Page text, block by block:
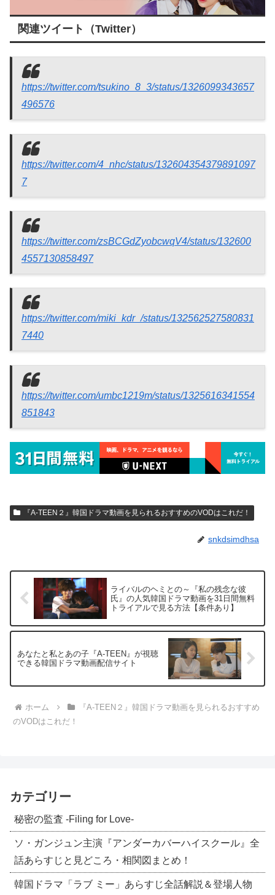
関連ツイート（Twitter）
https://twitter.com/tsukino_8_3/status/1326099343657
496576
https://twitter.com/4_nhc/status/132604354379891097
7
https://twitter.com/zsBCGdZyobcwqV4/status/132600
4557130858497
https://twitter.com/miki_kdr_/status/132562527580831
7440
https://twitter.com/umbc1219m/status/1325616341554
851843
『A-TEEN２』韓国ドラマ動画を見られるおすすめのVODはこれだ！
snkdsimdhsa
ライバルのヘミとの～『私の残念な彼
氏』の人気韓国ドラマ動画を31日間無料
トライアルで見る方法【条件あり】
あなたと私とあの子『A-TEEN』が視聴
できる韓国ドラマ動画配信サイト
ホーム
『A-TEEN２』韓国ドラマ動画を見られるおすすめ
のVODはこれだ！
カテゴリー
秘密の監査 -Filing for Love-
ソ・ガンジュン主演『アンダーカバーハイスクール』全
話あらすじと見どころ・相関図まとめ！
韓国ドラマ「ラブ ミー」あらすじ全話解説＆登場人物